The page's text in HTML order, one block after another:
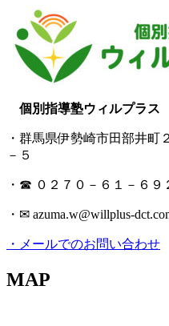
個別指導塾ウィルプラス
・群馬県伊勢崎市田部井町
－５
・☎ ０２７０－６１－６９
・✉ azuma.w@willplus-
・メールでのお問い合わせ
MAP